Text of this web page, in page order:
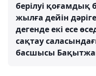
берілуі қоғамдық
жылға дейін
дегенде екі есе
сақтау
басшысы